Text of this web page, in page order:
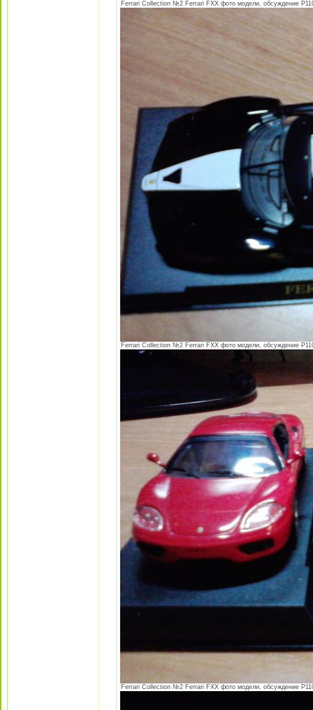
Ferrari Collection №2 Ferrari FXX фото модели, обсуждение
Ferrari Collection №2 Ferrari FXX фото модели, обсуждение
Ferrari Collection №2 Ferrari FXX фото модели, обсуждение